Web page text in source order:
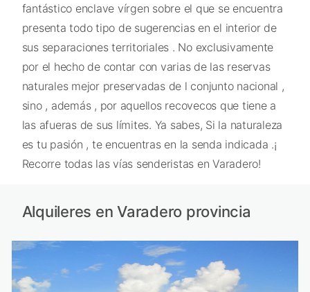
fantástico enclave vírgen sobre el que se encuentra
presenta todo tipo de sugerencias en el interior de
sus separaciones territoriales . No exclusivamente
por el hecho de contar con varias de las reservas
naturales mejor preservadas de l conjunto nacional ,
sino , además , por aquellos recovecos que tiene a
las afueras de sus límites. Ya sabes, Si la naturaleza
es tu pasión , te encuentras en la senda indicada .¡
Recorre todas las vías senderistas en Varadero!
Alquileres en Varadero provincia